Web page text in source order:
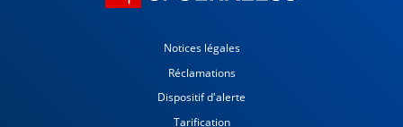
Notices légales
Réclamations
Dispositif d'alerte
Tarification